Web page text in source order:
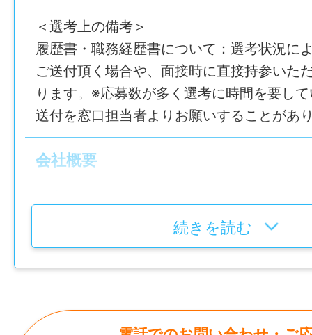
給与
月給 240,000円～
給与モデル
＜月収例＞296,300円
(月給240,000円+深夜50.75時間+残業20時
※深夜・残業は25％割増
雇用形態
経験
どなたもお気軽にご相談ください。
＜選考上の備考＞
履歴書・職務経歴書について：選考状況に
ご送付頂く場合や、面接時に直接持参いた
ります。※応募数が多く選考に時間を要し
送付を窓口担当者よりお願いすることがあ
会社概要
アルムメディカルサポート株式会社
設立
続きを読む